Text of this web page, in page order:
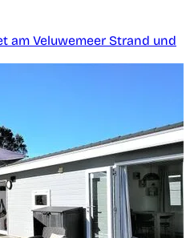
am Veluwemeer Strand und